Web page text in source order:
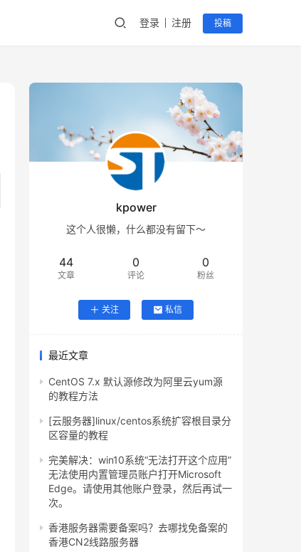
登录 注册 投稿
kpower
这个人很懒，什么都没有留下～
44
文章
0
评论
0
粉丝
关注 私信
最近文章
CentOS 7.x 默认源修改为阿里云yum源
的教程方法
[云服务器]linux/centos系统扩容根目录分
区容量的教程
完美解决：win10系统“无法打开这个应用”
无法使用内置管理员账户打开Microsoft
Edge。请使用其他账户登录，然后再试一
次。
香港服务器需要备案吗？去哪找免备案的
香港CN2线路服务器